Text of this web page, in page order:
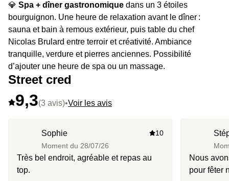
💎 Spa + dîner gastronomique dans un 3 étoiles
bourguignon. Une heure de relaxation avant le dîner :
sauna et bain à remous extérieur, puis table du chef
Nicolas Brulard entre terroir et créativité. Ambiance
tranquille, verdure et pierres anciennes. Possibilité
d’ajouter une heure de spa ou un massage.
Street cred
9,3(3 avis)•Voir les avis
Sophie
Moment du 28/07/26
10
Très bel endroit, agréable et repas au
top.
Nous
pour fêter